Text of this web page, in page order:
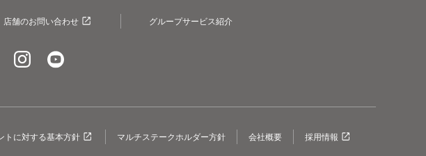
店舗のお問い合わせ グループサービス紹介
トに対する基本方針 マルチステークホルダー方針 会社概要 採用情報